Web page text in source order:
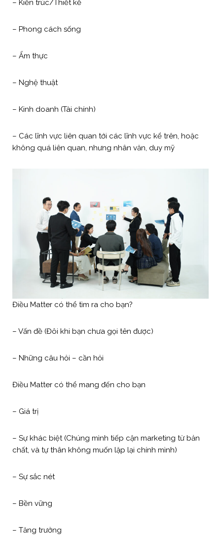
– Kiến trúc/Thiết kế
– Phong cách sống
– Ẩm thực
– Nghệ thuật
– Kinh doanh (Tài chính)
– Các lĩnh vực liên quan tới các lĩnh vực kể trên, hoặc
không quá liên quan, nhưng nhân văn, duy mỹ
Điều Matter có thể tìm ra cho bạn?
– Vấn đề (Đôi khi bạn chưa gọi tên được)
– Những câu hỏi – cần hỏi
Điều Matter có thể mang đến cho bạn
– Giá trị
– Sự khác biệt (Chúng mình tiếp cận marketing từ bản
chất, và tự thân không muốn lặp lại chính mình)
– Sự sắc nét
– Bền vững
– Tăng trưởng